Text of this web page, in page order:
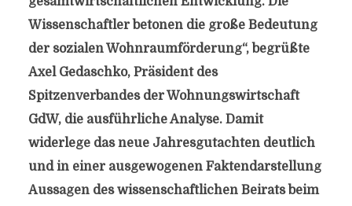
Wissenschaftler betonen die große Bedeutung
der sozialen Wohnraumförderung“, begrüßte
Axel Gedaschko, Präsident des
Spitzenverbandes der Wohnungswirtschaft
GdW, die ausführliche Analyse. Damit
widerlege das neue Jahresgutachten deutlich
und in einer ausgewogenen Faktendarstellung
Aussagen des wissenschaftlichen Beirats beim